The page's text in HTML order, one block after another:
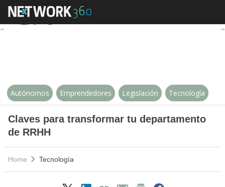
Claves para transformar tu
Autónomos Emprendedores Legislación Tecnología
Claves para transformar tu departamento
de RRHH
Home Tecnología